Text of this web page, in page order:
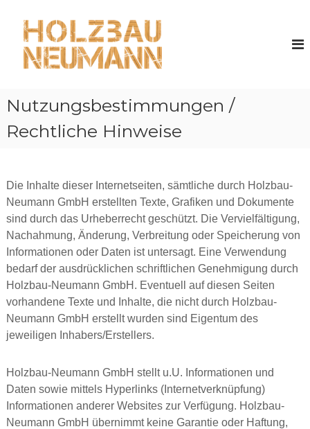
a
m
a
n
n
Nutzungsbestimmungen /
Rechtliche Hinweise
Die Inhalte dieser Internetseiten, sämtliche durch Holzbau-
Neumann GmbH erstellten Texte, Grafiken und Dokumente
sind durch das Urheberrecht geschützt. Die Vervielfältigung,
Nachahmung, Änderung, Verbreitung oder Speicherung von
Informationen oder Daten ist untersagt. Eine Verwendung
bedarf der ausdrücklichen schriftlichen Genehmigung durch
Holzbau-Neumann GmbH. Eventuell auf diesen Seiten
vorhandene Texte und Inhalte, die nicht durch Holzbau-
Neumann GmbH erstellt wurden sind Eigentum des
jeweiligen Inhabers/Erstellers.
Holzbau-Neumann GmbH stellt u.U. Informationen und
Daten sowie mittels Hyperlinks (Internetverknüpfung)
Informationen anderer Websites zur Verfügung. Holzbau-
Neumann GmbH übernimmt keine Garantie oder Haftung,